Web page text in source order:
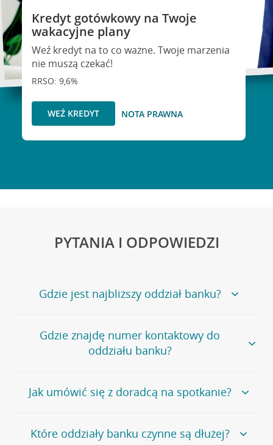
Kredyt gotówkowy na Twoje
wakacyjne plany
Weź kredyt na to co ważne. Twoje marzenia
nie muszą czekać!
RRSO: 9,6%
WEŹ KREDYT NOTA PRAWNA
PYTANIA I ODPOWIEDZI
Gdzie jest najbliższy oddział banku?
Jeśli szukasz oddziału naszego banku, zapraszamy na
stronęPlacówki i bankomaty, na której znajduje się
wygodna wyszukiwarka.
oddziałów
Gdzie znajdę numer kontaktowy do
oddziału banku?
Bank Credit Agricole nie udostępnia ogólnego numeru
telefonu do placówki bankowej.
umówienia się z doradcą w placówce bankowej .
Jak umówić się z doradcą na spotkanie?
Jeśli jesteś już naszym
klientemmożeszsamodzielnieumówić się na spotkanie z
Które oddziały banku czynne są dłużej?